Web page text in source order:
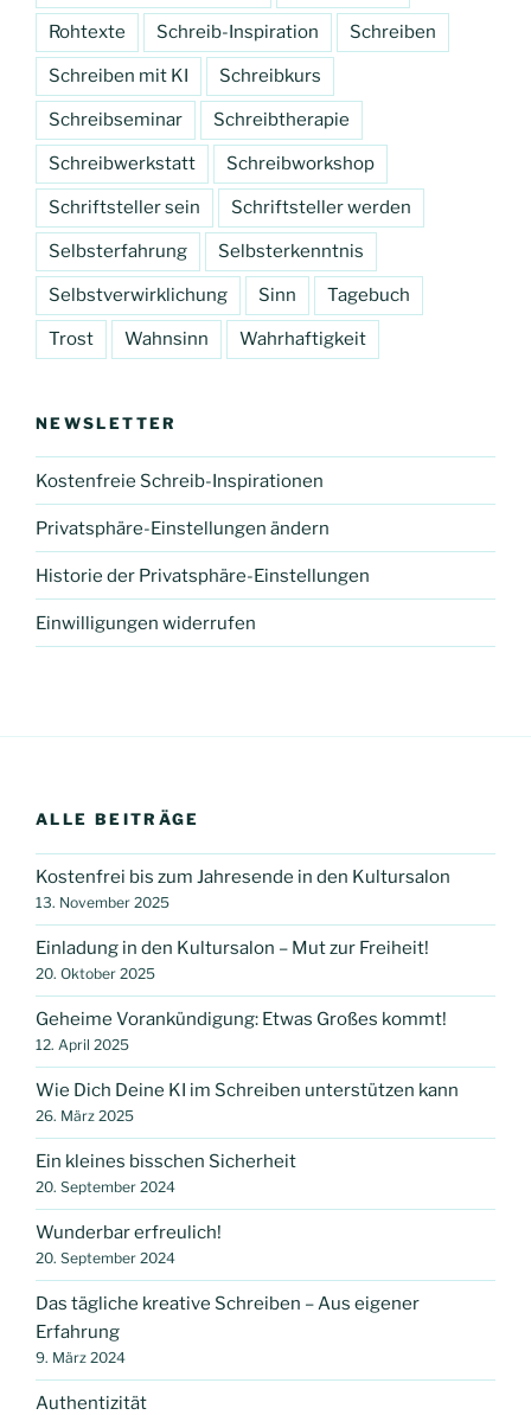
Rohtexte Schreib-Inspiration Schreiben
Schreiben mit KI Schreibkurs
Schreibseminar Schreibtherapie
Schreibwerkstatt Schreibworkshop
Schriftsteller sein Schriftsteller werden
Selbsterfahrung Selbsterkenntnis
Selbstverwirklichung Sinn Tagebuch
Trost Wahnsinn Wahrhaftigkeit
NEWSLETTER
Kostenfreie Schreib-Inspirationen
Privatsphäre-Einstellungen ändern
Historie der Privatsphäre-Einstellungen
Einwilligungen widerrufen
ALLE BEITRÄGE
Kostenfrei bis zum Jahresende in den Kultursalon
13. November 2025
Einladung in den Kultursalon – Mut zur Freiheit!
20. Oktober 2025
Geheime Vorankündigung: Etwas Großes kommt!
12. April 2025
Wie Dich Deine KI im Schreiben unterstützen kann
26. März 2025
Ein kleines bisschen Sicherheit
20. September 2024
Wunderbar erfreulich!
20. September 2024
Das tägliche kreative Schreiben – Aus eigener
Erfahrung
9. März 2024
Authentizität